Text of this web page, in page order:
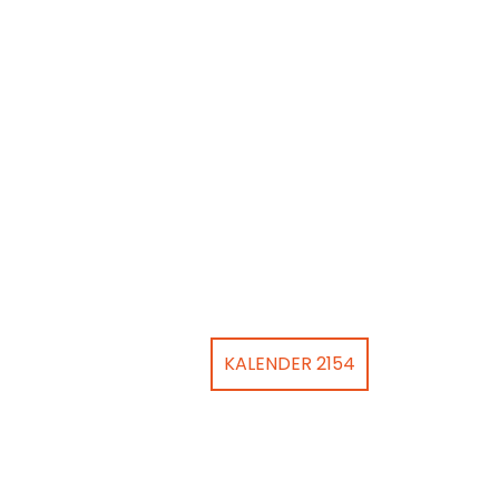
KALENDER 2154